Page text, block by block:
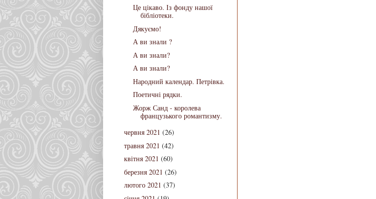
Це цікаво. Із фонду нашої
бібліотеки.
Дякуємо!
А ви знали ?
А ви знали?
А ви знали?
Народний календар. Петрівка.
Поетичні рядки.
Жорж Санд - королева
французького романтизму.
червня 2021 (26)
травня 2021 (42)
квітня 2021 (60)
березня 2021 (26)
лютого 2021 (37)